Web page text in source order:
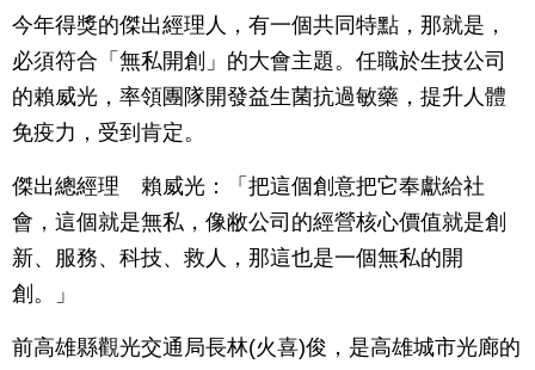
今年得獎的傑出經理人，有一個共同特點，那就是，
必須符合「無私開創」的大會主題。任職於生技公司
的賴威光，率領團隊開發益生菌抗過敏藥，提升人體
免疫力，受到肯定。
傑出總經理 賴威光：「把這個創意把它奉獻給社
會，這個就是無私，像敝公司的經營核心價值就是創
新、服務、科技、救人，那這也是一個無私的開
創。」
前高雄縣觀光交通局長林(火喜)俊，是高雄城市光廊的